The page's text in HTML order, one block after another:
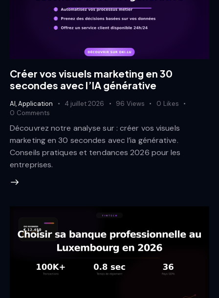
Créer vos visuels marketing en 30
secondes avec l’IA générative
AI,Application 4 juillet 2026 96 Views 0 Likes
0 Comments
Découvrez notre analyse sur : créer vos visuels
marketing en 30 secondes avec l’ia générative.
Conseils pratiques et tendances 2026 pour les
entreprises.